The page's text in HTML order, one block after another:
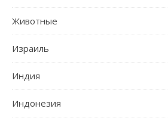
Животные
Израиль
Индия
Индонезия